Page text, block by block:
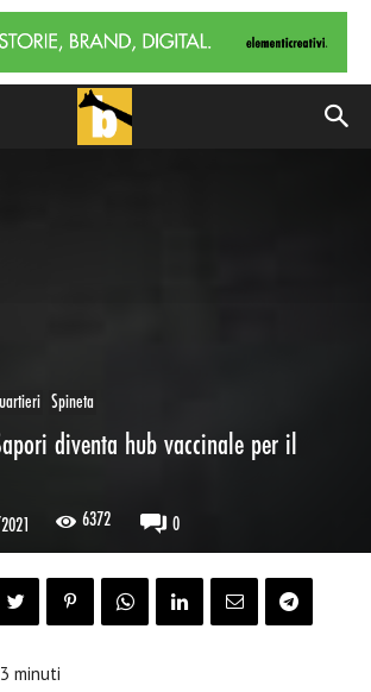
Spineta
diventa hub vaccinale per il
6372 0
3 minuti